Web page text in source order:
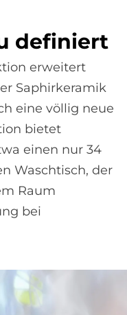
de­fi­niert
erweitert
Saphirkeramik
eine völlig neue
bietet
einen nur 34
Waschtisch, der
Raum
bei